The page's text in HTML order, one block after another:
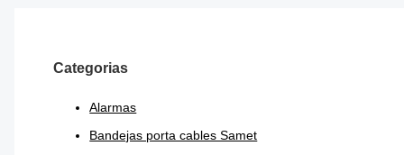
Categorias
Alarmas
Bandejas porta cables Samet
$3.757,20
$3.757,20
HASTA